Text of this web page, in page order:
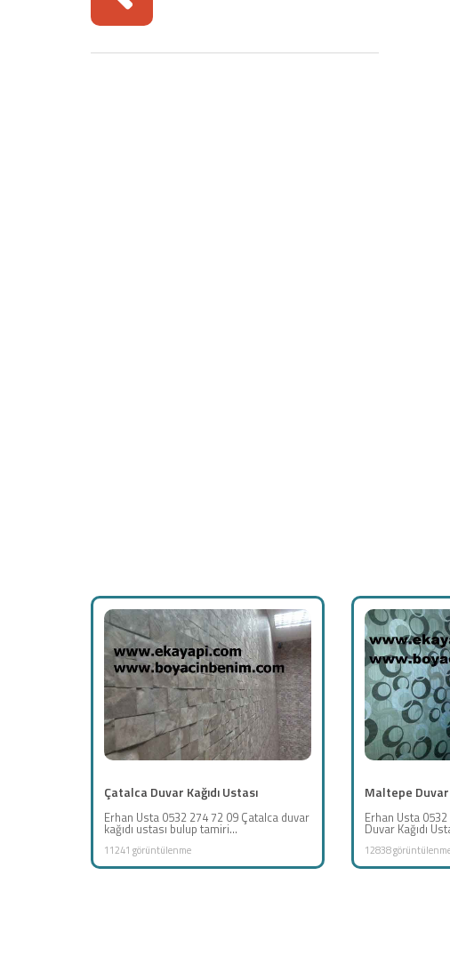
Çatalca Duvar Kağıdı Ustası
Erhan Usta 0532 274 72 09 Çatalca duvar
kağıdı ustası bulup tamiri...
11241 görüntülenme
Maltepe Duvar
Erhan Usta
Duvar Kağıdı
12838